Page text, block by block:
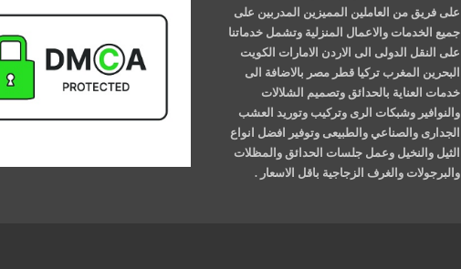
على فريق من العاملين المميزين المدربين على
جميع الخدمات والاعمال المنزلية وتشمل خدماتنا
على النقل الدولى الى الاردن الامارات الكويت
البحرين المغرب تركيا قطر مصر بالاضافة الى
خدمات العناية بالحدائق وتصميم الشلالات
والنوافير وشبكات الرى وتركيب وتوريد العشب
الجدارى والصناعي والطبيعى وتوفير افضل انواع
الثيل والنخيل وعمل جلسات الحدائق والمظلات
والبرجولات والغرف الزجاجية باقل الاسعار .